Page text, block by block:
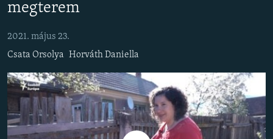
Ugrás
keresésre
VIDEÓK
ELEMZŐ
NER15
SZABADON
TÁRSADALOM
DEMOKRÁCIA
megterem
2021. május 23.
Csata Orsolya Horváth Daniella
Feliratkozás